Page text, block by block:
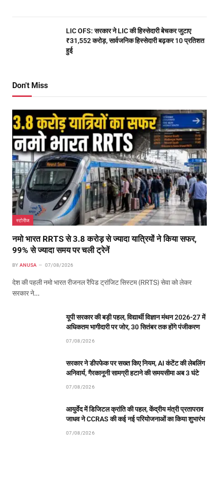
LIC OFS: सरकार ने LIC की हिस्सेदारी बेचकर जुटाए
₹31,552 करोड़, सार्वजनिक हिस्सेदारी बढ़कर 10 प्रतिशत
हुई
Don't Miss
स्टोरीज
नमो भारत RRTS से 3.8 करोड़ से ज्यादा यात्रियों ने किया सफर,
99% से ज्यादा समय पर चली ट्रेनें
BY ANUSA 07/08/2026
देश की पहली नमो भारत रीजनल रैपिड ट्रांजिट सिस्टम (RRTS) सेवा को लेकर
सरकार ने…
यूपी सरकार की बड़ी पहल, विद्यार्थी विज्ञान मंथन 2026-27 में
अधिकतम भागीदारी पर जोर, 30 सितंबर तक होंगे पंजीकरण
07/08/2026
सरकार ने डीपफेक पर सख्त किए नियम, AI कंटेंट की लेबलिंग
अनिवार्य, गैरकानूनी सामग्री हटाने की समयसीमा अब 3 घंटे
07/08/2026
आयुर्वेद में डिजिटल क्रांति की पहल, केंद्रीय मंत्री प्रतापराव
जाधव ने CCRAS की कई नई परियोजनाओं का किया शुभारंभ
07/08/2026